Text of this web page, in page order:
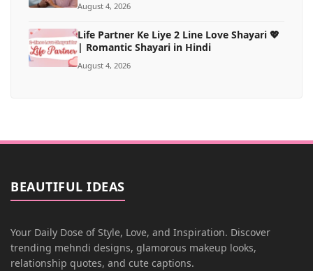
August 4, 2026
Life Partner Ke Liye 2 Line Love Shayari 💖
| Romantic Shayari in Hindi
August 4, 2026
BEAUTIFUL IDEAS
Your Daily Dose of Style, Love, and Inspiration. Discover
trending mehndi designs, glamorous makeup looks,
relationship quotes, and cute captions.